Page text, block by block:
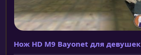
Нож HD M9 Bayonet для девушек